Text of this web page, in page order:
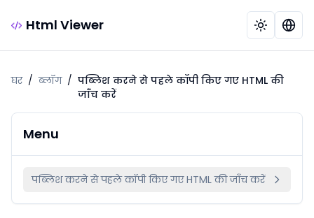
Html Viewer
घर / ब्लॉग / पब्लिश करने से पहले कॉपी किए गए HTML की
जाँच करें
Menu
पब्लिश करने से पहले कॉपी किए गए HTML की जाँच करें